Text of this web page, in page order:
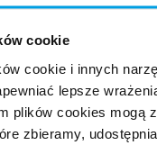
cookie
cookie i innych
lepsze
plików cookies mogą
zbieramy,
dolnośląskie ,
podkarpackie ,